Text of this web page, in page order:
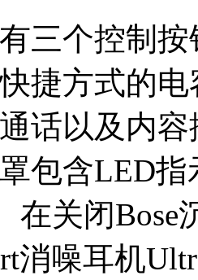
三个控制
捷方式的
话以及内
包含LED
在关闭Bose
消噪耳机